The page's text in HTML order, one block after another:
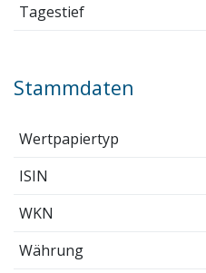
Tagestief
Stammdaten
Wertpapiertyp
ISIN
WKN
Währung